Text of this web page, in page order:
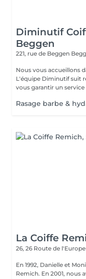
Diminutif
Beggen
221, rue de Beggen
Nous vous accueillons
L'équipe Diminutif suit
vous garantir un service
Rasage barbe &
La Coiffe
26, 26 Route de
En 1992, Danielle et
Remich. En 2001, nous avons rejoint le 1er groupement mondial